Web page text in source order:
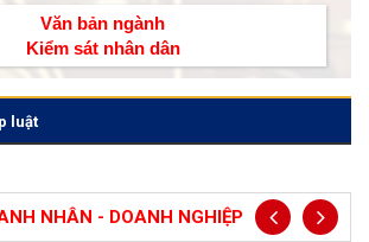
Văn bản ngành
Kiểm sát nhân dân
luật
NHÂN - DOANH NGHIỆP